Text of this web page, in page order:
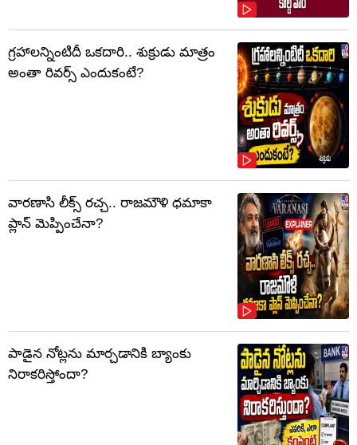
గ్రహాలన్నింటిదీ ఒకదారి.. శుక్రుడు మాత్రం
అంతా రివర్స్ ఎందుకంటే?
వారణాసి లీక్స్ రచ్చ.. రాజమౌళి ధమాకా
ప్లాన్ మెప్పించేనా?
పాడైన నోట్లను మార్చడానికి బ్యాంకు
నిరాకరిస్తోందా?